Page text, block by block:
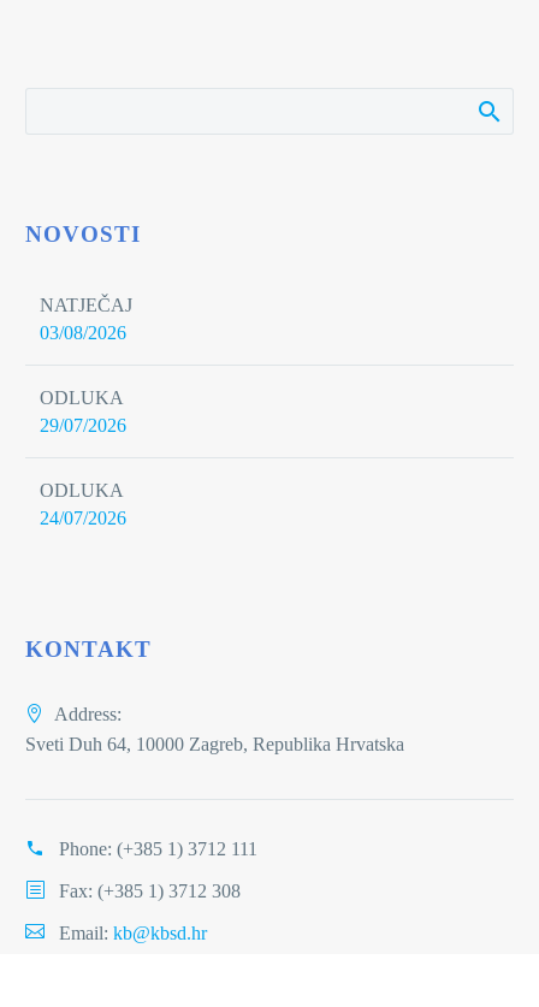
NOVOSTI
NATJEČAJ
03/08/2026
ODLUKA
29/07/2026
ODLUKA
24/07/2026
KONTAKT
Address:
Sveti Duh 64, 10000 Zagreb, Republika Hrvatska
Phone: (+385 1) 3712 111
Fax: (+385 1) 3712 308
Email: kb@kbsd.hr